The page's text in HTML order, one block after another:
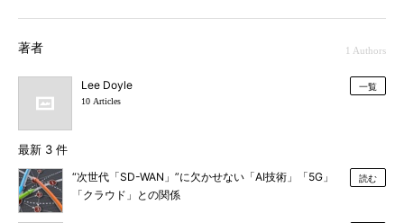
著者 1 Authors
Lee Doyle
10 Articles
一覧
最新 3 件
“次世代「SD-WAN」”に欠かせない「AI技術」「5G」
「クラウド」との関係
読む